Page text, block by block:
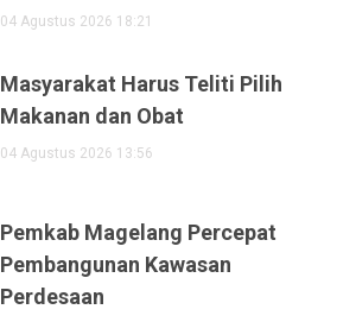
04 Agustus 2026 18:21
Masyarakat Harus Teliti Pilih
Makanan dan Obat
04 Agustus 2026 13:56
Pemkab Magelang Percepat
Pembangunan Kawasan
Perdesaan